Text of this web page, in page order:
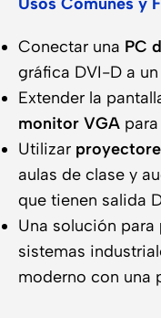
Conectar una PC
gráfica DVI-D a
Extender la
monitor VGA
Utilizar
aulas de clase y
que tienen salida
Una solución para
sistemas
moderno con una